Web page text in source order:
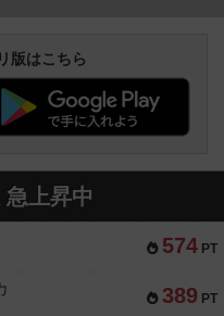
版はこちら
急上昇中
574 PT
389 PT